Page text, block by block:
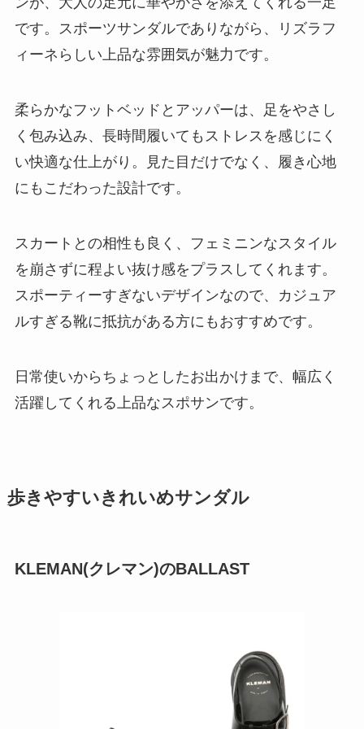
です。スポーツサンダルでありながら、リズラフ
ィーネらしい上品な雰囲気が魅力です。
柔らかなフットベッドとアッパーは、足をやさし
く包み込み、長時間履いてもストレスを感じにく
い快適な仕上がり。見た目だけでなく、履き心地
にもこだわった設計です。
スカートとの相性も良く、フェミニンなスタイル
を崩さずに程よい抜け感をプラスしてくれます。
スポーティーすぎないデザインなので、カジュア
ルすぎる靴に抵抗がある方にもおすすめです。
日常使いからちょっとしたお出かけまで、幅広く
活躍してくれる上品なスポサンです。
歩きやすいきれいめサンダル
KLEMAN(クレマン)のBALLAST